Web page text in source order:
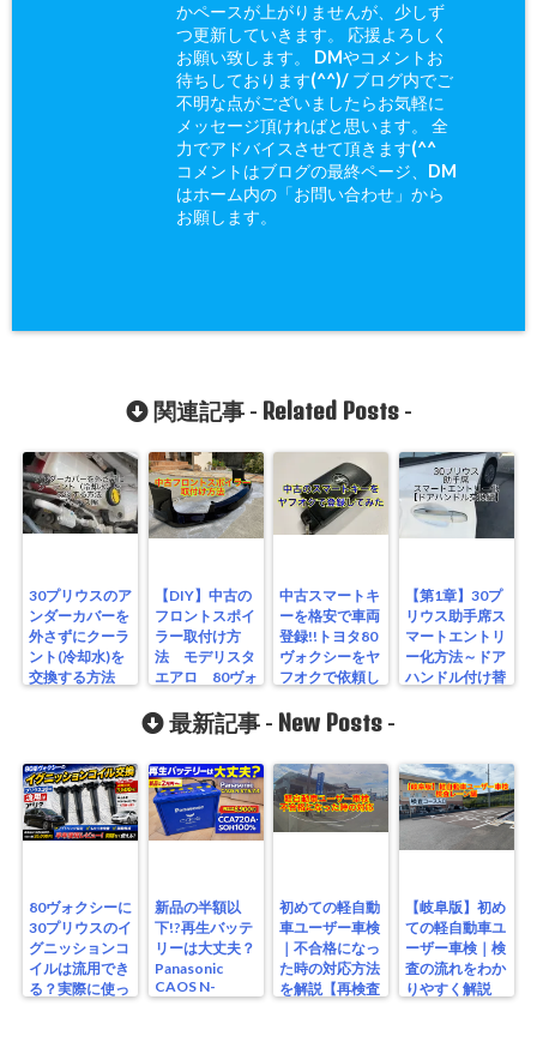
かペースが上がりませんが、少しず
つ更新していきます。 応援よろしく
お願い致します。 DMやコメントお
待ちしております(^^)/ ブログ内でご
不明な点がございましたらお気軽に
メッセージ頂ければと思います。 全
力でアドバイスさせて頂きます(^^ゞ
コメントはブログの最終ページ、DM
はホーム内の「お問い合わせ」から
お願します。
関連記事 - Related Posts-
30プリウスのア
ンダーカバーを
外さずにクーラ
ント(冷却水)を
交換する方法
【DIY】中古の
フロントスポイ
ラー取付け方
法 モデリスタ
エアロ 80ヴォ
中古スマートキ
ーを格安で車両
登録!!トヨタ80
ヴォクシーをヤ
フオクで依頼し
【第1章】30プ
リウス助手席ス
マートエントリ
ー化方法～ドア
ハンドル付け替
最新記事 - New Posts -
80ヴォクシーに
30プリウスのイ
グニッションコ
イルは流用でき
る？実際に使っ
新品の半額以
下!?再生バッテ
リーは大丈夫？
Panasonic
CAOS N-
S115/A4を実測
初めての軽自動
車ユーザー車検
｜不合格になっ
た時の対応方法
を解説【再検査
【岐阜版】初め
ての軽自動車ユ
ーザー車検｜検
査の流れをわか
りやすく解説